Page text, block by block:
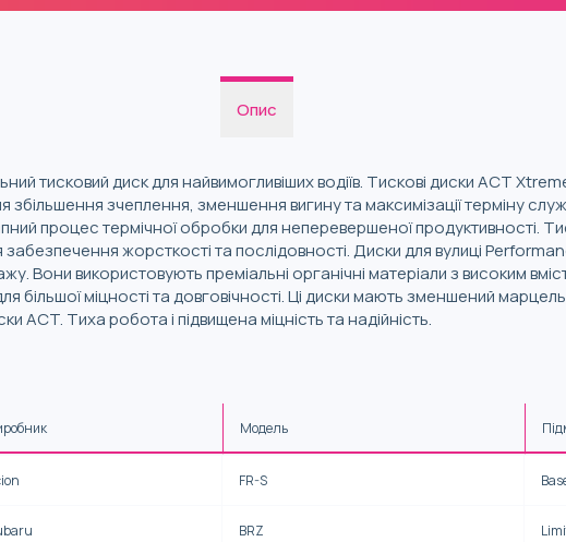
Опис
тисковий диск для найвимогливіших водіїв. Тискові диски ACT
зчеплення, зменшення вигину та максимізації терміну
процес термічної обробки для неперевершеної продуктивності.
жорсткості та послідовності. Диски для вулиці
Вони використовують преміальні органічні матеріали з високим
більшої міцності та довговічності. Ці диски мають зменшений
ACT. Тиха робота і підвищена міцність та надійність.
Модель
FR-S
BRZ